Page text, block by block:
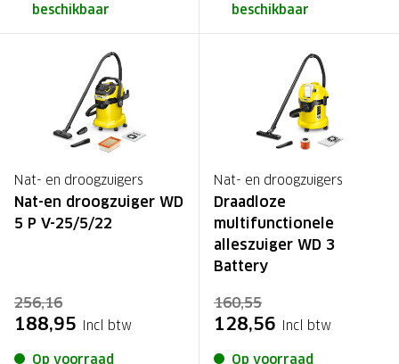
beschikbaar
beschikbaar
Nat- en droogzuigers
Nat-en droogzuiger WD
5 P V-25/5/22
256,16
188,95 Incl btw
Op voorraad
Nat- en droogzuigers
Draadloze
multifunctionele
alleszuiger WD 3
Battery
160,55
128,56 Incl btw
Op voorraad